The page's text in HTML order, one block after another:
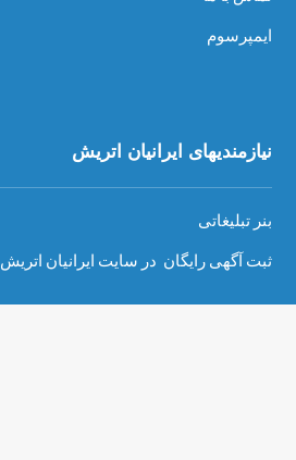
ایمپرسوم
نیازمندیهای ایرانیان اتریش
بنر تبلیغاتی
ثبت آگهی رایگان در سایت ایرانیان اتریش